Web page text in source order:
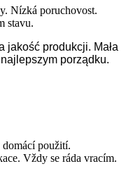
Nízká poruchovost.
stavu.
jakość produkcji. Mała
porządku.
použití.
Vždy se ráda vracím.